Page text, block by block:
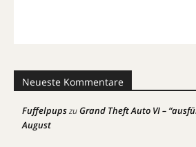
Neueste Kommentare
FuffelpupszuGrand Theft Auto VI –
August